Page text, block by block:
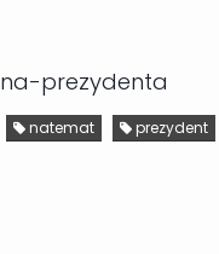
prezydenta
natemat prezydent